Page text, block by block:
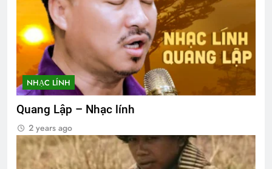
NHẠC LÍNH
Quang Lập – Nhạc lính
2 years ago